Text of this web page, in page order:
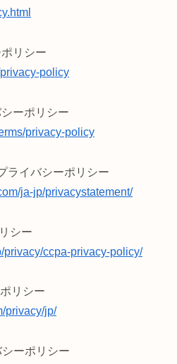
リシー
policy
ーポリシー
privacy-policy
ライバシーポリシー
ja-jp/privacystatement/
シー
privacy/ccpa-privacy-policy/
リシー
privacy/jp/
ーポリシー